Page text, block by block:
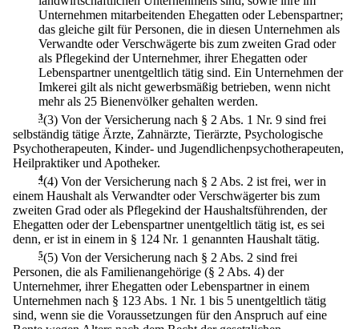
Unternehmen mitarbeitenden Ehegatten oder Lebenspartner;
das gleiche gilt für Personen, die in diesen Unternehmen als
Verwandte oder Verschwägerte bis zum zweiten Grad oder
als Pflegekind der Unternehmer, ihrer Ehegatten oder
Lebenspartner unentgeltlich tätig sind. Ein Unternehmen der
Imkerei gilt als nicht gewerbsmäßig betrieben, wenn nicht
mehr als 25 Bienenvölker gehalten werden.
3(3) Von der Versicherung nach § 2 Abs. 1 Nr. 9 sind frei
selbständig tätige Ärzte, Zahnärzte, Tierärzte, Psychologische
Psychotherapeuten, Kinder- und Jugendlichenpsychotherapeuten,
Heilpraktiker und Apotheker.
4(4) Von der Versicherung nach § 2 Abs. 2 ist frei, wer in
einem Haushalt als Verwandter oder Verschwägerter bis zum
zweiten Grad oder als Pflegekind der Haushaltsführenden, der
Ehegatten oder der Lebenspartner unentgeltlich tätig ist, es sei
denn, er ist in einem in § 124 Nr. 1 genannten Haushalt tätig.
5(5) Von der Versicherung nach § 2 Abs. 2 sind frei
Personen, die als Familienangehörige (§ 2 Abs. 4) der
Unternehmer, ihrer Ehegatten oder Lebenspartner in einem
Unternehmen nach § 123 Abs. 1 Nr. 1 bis 5 unentgeltlich tätig
sind, wenn sie die Voraussetzungen für den Anspruch auf eine